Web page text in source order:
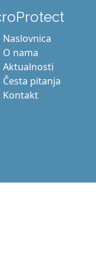
Naslovnica
O nama
Aktualnosti
Česta pitanja
Kontakt